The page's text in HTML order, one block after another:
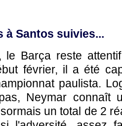
à Santos suivies...
le Barça reste
février, il a été
paulista.
Neymar connaît
un total de 2